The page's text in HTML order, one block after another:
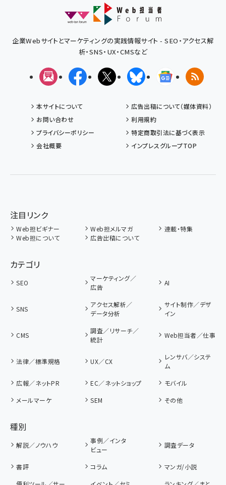
企業Webサイトとマーケティングの実践情報サイト - SEO・アクセス解
析・SNS・UX・CMSなど
メルマガFacebookX(エックス)BlueskyGoogleニュ
RSS
本サイトについて
広告出稿について（媒体資料）
お問い合わせ
利用規約
プライバシーポリシー
特定商取引法に基づく表示
会社概要
インプレスグループTOP
注目リンク
Web担ビギナー Web担メルマガ
連載・特集
Web担について
広告出稿について
カテゴリ
SEO
マーケティング／
広告
AI
SNS
アクセス解析／
データ分析
サイト制作／デザ
イン
CMS
調査／リサーチ／
統計
Web担当者／仕事
法律／標準規格 UX／CX
レンサバ／システ
ム
広報／ネットPR
EC／ネットショップ
モバイル
メールマーケ
SEM その他
種別
解説／ノウハウ
事例／インタ
ビュー
調査データ
書評 コラム
マンガ/小説